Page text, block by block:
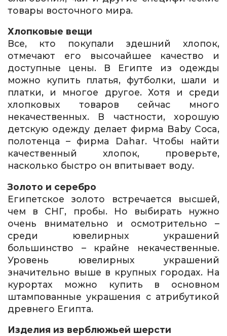
товары восточного мира.
Хлопковые вещи
Все, кто покупали здешний хлопок,
отмечают его высочайшее качество и
доступные цены. В Египте из одежды
можно купить платья, футболки, шали и
платки, и многое другое. Хотя и среди
хлопковых товаров сейчас много
некачественных. В частности, хорошую
детскую одежду делает фирма Baby Coca,
полотенца – фирма Dahar. Чтобы найти
качественный хлопок, проверьте,
насколько быстро он впитывает воду.
Золото и серебро
Египетское золото встречается высшей,
чем в СНГ, пробы. Но выбирать нужно
очень внимательно и осмотрительно –
среди ювелирных украшений
большинство – крайне некачественные.
Уровень ювелирных украшений
значительно выше в крупных городах. На
курортах можно купить в основном
штампованные украшения с атрибутикой
древнего Египта.
Изделия из верблюжьей шерсти